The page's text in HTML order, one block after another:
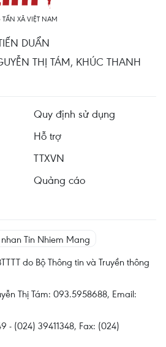
XÃ VIỆT NAM
DUẨN
THỊ TÁM, KHÚC THANH
Quy định sử dụng
Hỗ trợ
TTXVN
Quảng cáo
do Bộ Thông tin và Truyền thông
Thị Tám: 093.5958688, Email:
- (024) 39411348, Fax: (024)